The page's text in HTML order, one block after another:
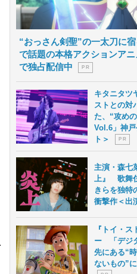
“おっさん剣聖”の一太刀に
で話題の本格アクションア
で独占配信中
P R
キタニタツ
ストとの対
た、“攻め
Vol.6」神
ト＞
P R
主演・森七
上』 歌舞
きらを独特
衝撃作＜出
『トイ・
ー 「デジ
先にある“
ないもの”